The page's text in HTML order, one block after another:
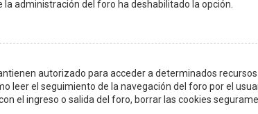
administración del foro ha deshabilitado la opción.
autorizado para acceder a determinados recursos
leer el seguimiento de la navegación del foro por el
el ingreso o salida del foro, borrar las cookies